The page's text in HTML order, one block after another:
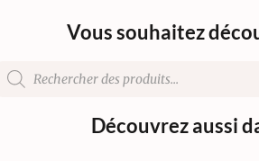
Vous souhaitez
Découvrez aussi